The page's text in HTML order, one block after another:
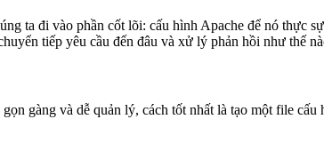
ta đi vào phần cốt lõi: cấu hình Apache để nó thực
tiếp yêu cầu đến đâu và xử lý phản hồi như thế
gàng và dễ quản lý, cách tốt nhất là tạo một file